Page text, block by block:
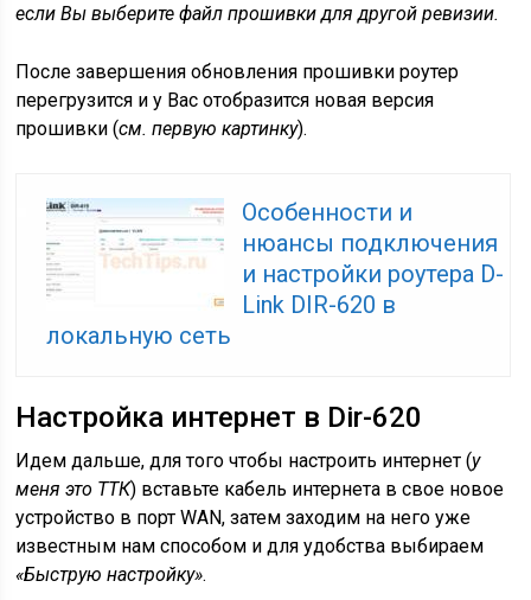
если Вы выберите файл прошивки для другой ревизии.
После завершения обновления прошивки роутер
перегрузится и у Вас отобразится новая версия
прошивки (см. первую картинку).
Особенности и
нюансы подключения
и настройки роутера D-
Link DIR-620 в
локальную сеть
Настройка интернет в Dir-620
Идем дальше, для того чтобы настроить интернет (у
меня это ТТК) вставьте кабель интернета в свое новое
устройство в порт WAN, затем заходим на него уже
известным нам способом и для удобства выбираем
«Быструю настройку».